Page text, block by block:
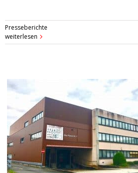
Presseberichte
weiterlesen